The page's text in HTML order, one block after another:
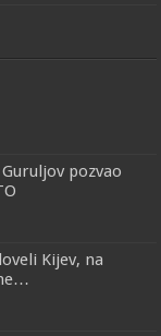
pozvao
Kijev, na